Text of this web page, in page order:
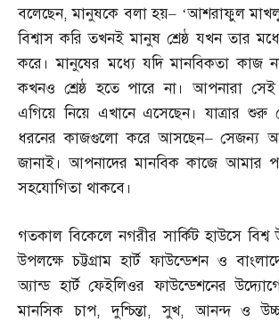
বলেছেন,মানুষকে বলা হয়– ‘আশরাফুল
বিশ্বাস করি তখনই মানুষ শ্রেষ্ঠ যখন তার
করে। মানুষের মধ্যে যদি মানবিকতা কাজ
কখনও শ্রেষ্ঠ হতে পারে না। আপনারা
এগিয়ে নিয়ে এখানে এসেছেন। যাত্রার
ধরনের কাজগুলো করে আসছেন–সেজন্য
জানাই। আপনাদের মানবিক কাজে আমার
সহযোগিতা থাকবে।
গতকাল বিকেলে নগরীর সার্কিট হাউসে বিশ্ব
উপলক্ষে চট্টগ্রাম হার্ট ফাউন্ডেশন ও
অ্যান্ড হার্ট ফেইলিওর ফাউন্ডেশনের
মানসিক চাপ,দুশ্চিন্তা,সুখ,আনন্দ ও